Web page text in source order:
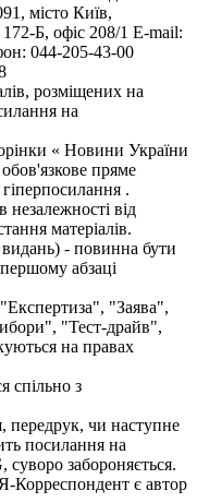
місто Київ,
Б, офіс 208/1 E-mail:
044-205-43-00
розміщених на
на
« Новини України
пряме
.
від
матеріалів.
видань) - повинна бути
абзаці
"Заява",
"Тест-драйв",
на правах
спільно з
передрук, чи наступне
посилання на
забороняється.
Корреспондент є автор